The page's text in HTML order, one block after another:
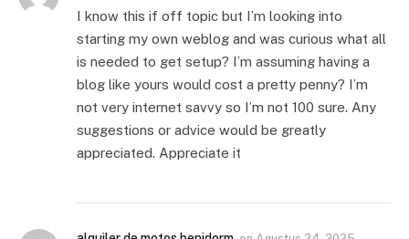
I know this if off topic but I’m looking into
starting my own weblog and was curious what all
is needed to get setup? I’m assuming having a
blog like yours would cost a pretty penny? I’m
not very internet savvy so I’m not 100 sure. Any
suggestions or advice would be greatly
appreciated. Appreciate it